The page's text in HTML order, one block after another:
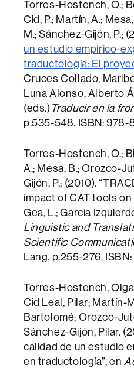
Torres-Hostench, O.;
Cid, P.; Martín, A.;
M.; Sánchez-Gijón, P.;
un estudio empírico-
traductología: El
Cruces Collado,
Luna Alonso, Alberto
(eds.) Traducir en la
p.535-548. ISBN: 978-
Torres-Hostench, O.;
A.; Mesa, B.; Orozco-
Gijón, P.; (2010).
impact of CAT tools
Gea, L.; García
Linguistic and
Scientific
Lang. p.255-276.
Torres-Hostench,
Cid Leal, Pilar; Martín-
Bartolomé; Orozco-
Sánchez-Gijón, Pilar.
calidad de un estudio
en traductología”, en